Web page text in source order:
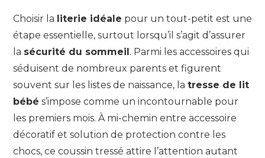
Choisir la literie idéale pour un tout-petit est une
étape essentielle, surtout lorsqu’il s’agit d’assurer
la sécurité du sommeil. Parmi les accessoires qui
séduisent de nombreux parents et figurent
souvent sur les listes de naissance, la tresse de lit
bébé s’impose comme un incontournable pour
les premiers mois. À mi-chemin entre accessoire
décoratif et solution de protection contre les
chocs, ce coussin tressé attire l’attention autant